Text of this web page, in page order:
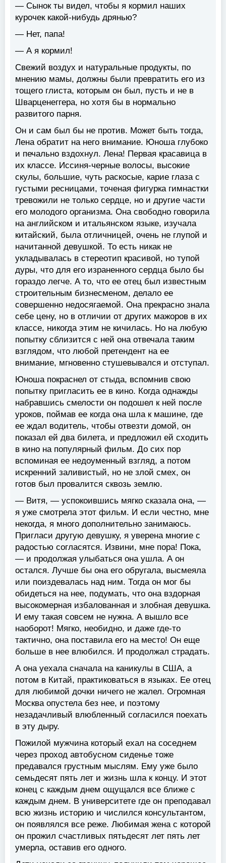
— Сынок ты видел, чтобы я кормил наших
курочек какой-нибудь дрянью?
— Нет, папа!
— А я кормил!
Свежий воздух и натуральные продукты, по
мнению мамы, должны были превратить его из
тощего глиста, которым он был, пусть и не в
Шварценеггера, но хотя бы в нормально
развитого парня.
Он и сам был бы не против. Может быть тогда,
Лена обратит на него внимание. Юноша глубоко
и печально вздохнул. Лена! Первая красавица в
их классе. Иссиня-черные волосы, высокие
скулы, большие, чуть раскосые, карие глаза с
густыми ресницами, точеная фигурка гимнастки
тревожили не только сердце, но и другие части
его молодого организма. Она свободно говорила
на английском и итальянском языке, изучала
китайский, была отличницей, очень не глупой и
начитанной девушкой. То есть никак не
укладывалась в стереотип красивой, но тупой
дуры, что для его израненного сердца было бы
гораздо легче. А то, что ее отец был известным
строительным бизнесменом, делало ее
совершенно недосягаемой. Она прекрасно знала
себе цену, но в отличии от других мажоров в их
классе, никогда этим не кичилась. Но на любую
попытку сблизится с ней она отвечала таким
взглядом, что любой претендент на ее
внимание, мгновенно стушевывался и отступал.
Юноша покраснел от стыда, вспомнив свою
попытку пригласить ее в кино. Когда однажды
набравшись смелости он подошел к ней после
уроков, поймав ее когда она шла к машине, где
ее ждал водитель, чтобы отвезти домой, он
показал ей два билета, и предложил ей сходить
в кино на популярный фильм. До сих пор
вспоминая ее недоуменный взгляд, а потом
искренний заливистый, но не злой смех, он
готов был провалится сквозь землю.
— Витя, — успокоившись мягко сказала она, —
я уже смотрела этот фильм. И если честно, мне
некогда, я много дополнительно занимаюсь.
Пригласи другую девушку, я уверена многие с
радостью согласятся. Извини, мне пора! Пока,
— и продолжая улыбаться она ушла. А он
остался. Лучше бы она его обругала, высмеяла
или поиздевалась над ним. Тогда он мог бы
обидеться на нее, подумать, что она вздорная
высокомерная избалованная и злобная девушка.
И ему такая совсем не нужна. А вышло все
наоборот! Мягко, необидно, и даже где-то
тактично, она поставила его на место! Он еще
больше в нее влюбился. И продолжал страдать.
А она уехала сначала на каникулы в США, а
потом в Китай, практиковаться в языках. Ее отец
для любимой дочки ничего не жалел. Огромная
Москва опустела без нее, и поэтому
незадачливый влюбленный согласился поехать
в эту дыру.
Пожилой мужчина который ехал на соседнем
через проход автобусном сиденье тоже
предавался грустным мыслям. Ему уже было
семьдесят пять лет и жизнь шла к концу. И этот
конец с каждым днем ощущался все ближе с
каждым днем. В университете где он преподавал
всю жизнь историю и числился консультантом,
он появлялся все реже. Любимая жена с которой
он прожил счастливых пятьдесят лет пять лет
умерла, оставив его одного.